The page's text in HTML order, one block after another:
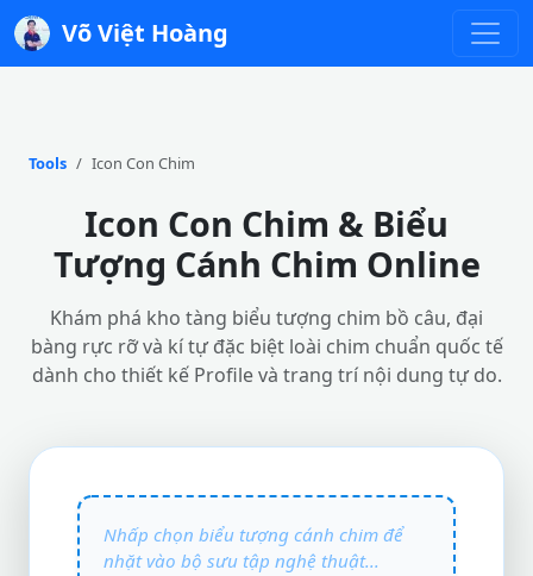
Võ Việt Hoàng
Tools Icon Con Chim
Icon Con Chim & Biểu
Tượng Cánh Chim Online
Khám phá kho tàng biểu tượng chim bồ câu, đại
bàng rực rỡ và kí tự đặc biệt loài chim chuẩn quốc tế
dành cho thiết kế Profile và trang trí nội dung tự do.